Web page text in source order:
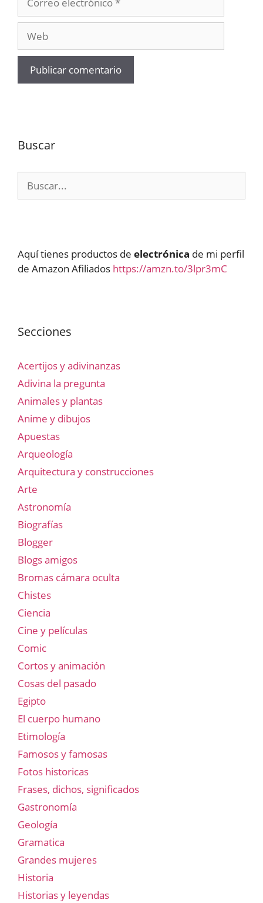
electrónico
Buscar
Aquí tienes productos de electrónica de mi perfil
de Amazon Afiliados https://amzn.to/3lpr3mC
Secciones
Acertijos y adivinanzas
Adivina la pregunta
Animales y plantas
Anime y dibujos
Apuestas
Arqueología
Arquitectura y construcciones
Arte
Astronomía
Biografías
Blogger
Blogs amigos
Bromas cámara oculta
Chistes
Ciencia
Cine y películas
Comic
Cortos y animación
Cosas del pasado
Egipto
El cuerpo humano
Etimología
Famosos y famosas
Fotos historicas
Frases, dichos, significados
Gastronomía
Geología
Gramatica
Grandes mujeres
Historia
Historias y leyendas